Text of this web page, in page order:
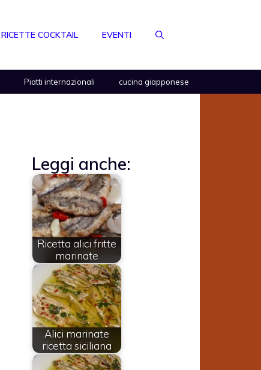
RICETTE COCKTAIL EVENTI
Piatti internazionali cucina giapponese
Leggi anche:
Ricetta alici fritte
marinate
Alici marinate
ricetta siciliana